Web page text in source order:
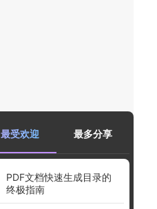
最受欢迎 最多分享
PDF文档快速生成目录的
终极指南